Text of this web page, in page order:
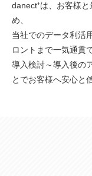
danect⁺は、お客様
め、
当社でのデータ利活
ロントまで一気通貫
導入検討～導入後の
とでお客様へ安心と